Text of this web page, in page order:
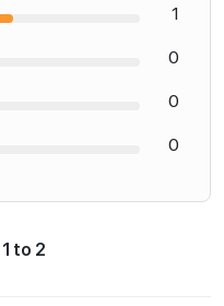
1
0
0
0
to 2